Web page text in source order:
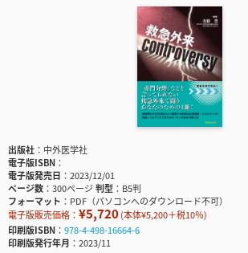
出版社
中外医学社
電子版ISBN
電子版発売日
2023/12/01
ページ数
300ページ判型
B5判
フォーマット
PDF（パソコンへのダウンロード不可）
電子版販売価格： ¥5,720(本体¥5,200＋税10％)
印刷版ISBN
978-4-498-16664-6
印刷版発行年月
2023/11